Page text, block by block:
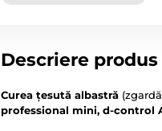
Descriere produs
Curea țesută albastră
professional mini, d-control